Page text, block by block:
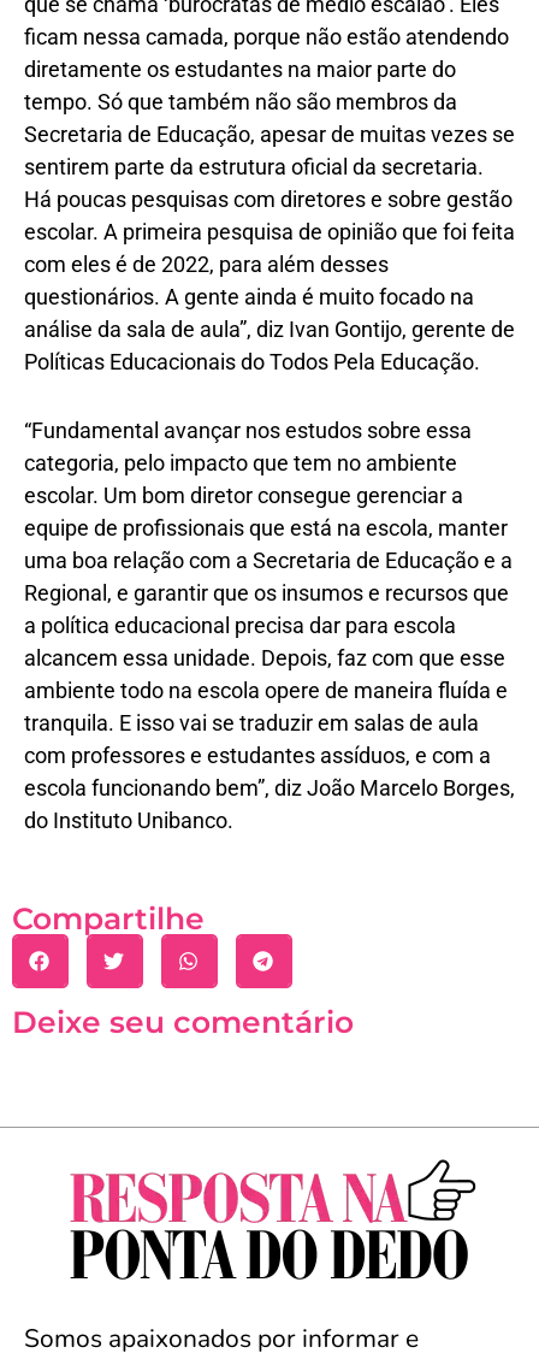
ficam nessa camada, porque não estão atendendo
diretamente os estudantes na maior parte do
tempo. Só que também não são membros da
Secretaria de Educação, apesar de muitas vezes se
sentirem parte da estrutura oficial da secretaria.
Há poucas pesquisas com diretores e sobre gestão
escolar. A primeira pesquisa de opinião que foi feita
com eles é de 2022, para além desses
questionários. A gente ainda é muito focado na
análise da sala de aula”, diz Ivan Gontijo, gerente de
Políticas Educacionais do Todos Pela Educação.
“Fundamental avançar nos estudos sobre essa
categoria, pelo impacto que tem no ambiente
escolar. Um bom diretor consegue gerenciar a
equipe de profissionais que está na escola, manter
uma boa relação com a Secretaria de Educação e a
Regional, e garantir que os insumos e recursos que
a política educacional precisa dar para escola
alcancem essa unidade. Depois, faz com que esse
ambiente todo na escola opere de maneira fluída e
tranquila. E isso vai se traduzir em salas de aula
com professores e estudantes assíduos, e com a
escola funcionando bem”, diz João Marcelo Borges,
do Instituto Unibanco.
Compartilhe
Deixe seu comentário
Somos apaixonados por informar e